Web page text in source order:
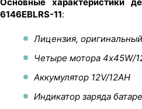
6146EBLRS-11:
Лицензия,
Четыре мотора 4х45W/
Аккумулятор 12V/12AH
Индикатор заряда